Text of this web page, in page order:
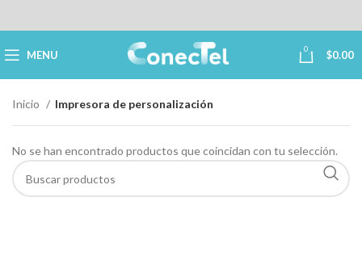
MENU 0 $0.00
Inicio Impresora de personalización
No se han encontrado productos que coincidan con tu selección.